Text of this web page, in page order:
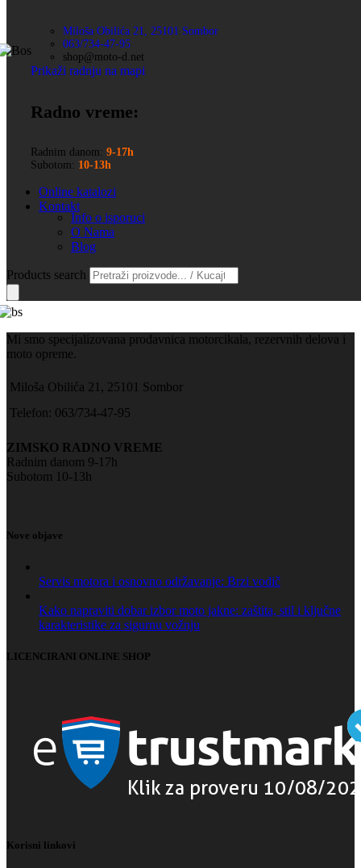
Miloša Obilića 21, 25101 Sombor
063/734-47-95
shop@moto-d.net
Prikaži radnju na mapi
Radno vreme:
Radnim danom: 9-17h
Subotom: 10-13h
Online katalozi
Kontakt
Info o isporuci
O Nama
Blog
Products search
Mi smo specijalizovana prodavnica motorcikala, rezervnih delova i
moto opreme.
Miloša Obilića 21, 25101 Sombor
Telefon: 063/734-47-95
ZIMSKO RADNO VREME
Radnim danom 9-17h
Subotom 10-13h
Nove objave
Servis motora i osnovno održavanje: Brzi vodič
Kako napraviti dobar izbor moto jakne: zaštita, stil i ključne
karakteristike za sigurnu vožnju
LICENCIRANI ONLINE SHOP
Korisni linkovi